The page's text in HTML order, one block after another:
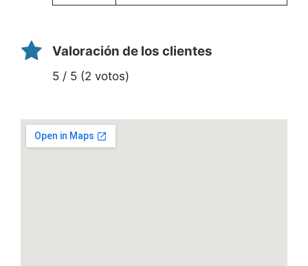
Valoración de los clientes
5 / 5 (2 votos)